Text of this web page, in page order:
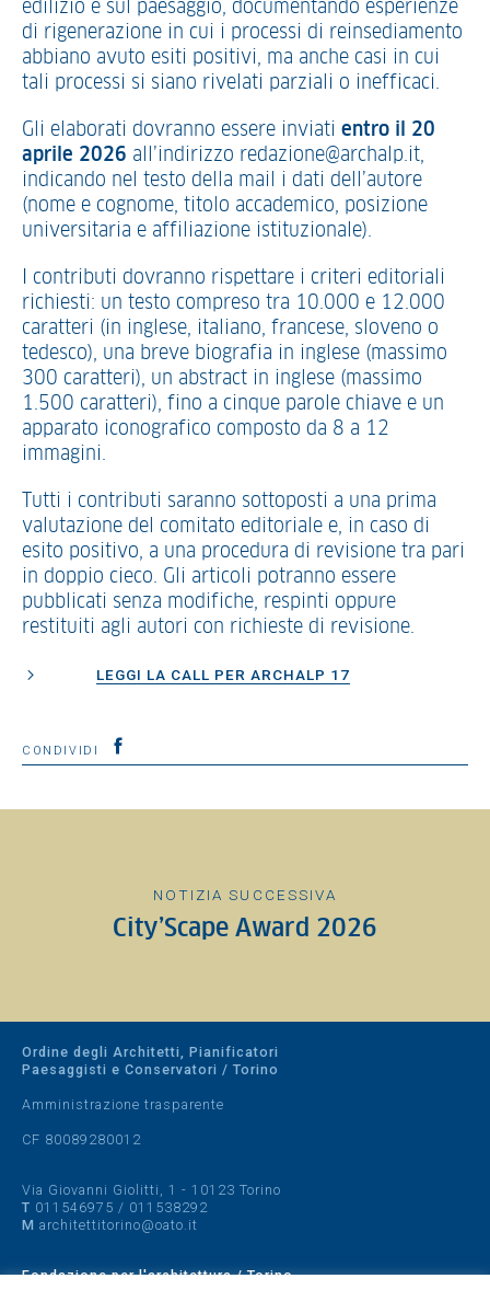
edilizio e sul paesaggio, documentando esperienze
di rigenerazione in cui i processi di reinsediamento
abbiano avuto esiti positivi, ma anche casi in cui
tali processi si siano rivelati parziali o inefficaci.
Gli elaborati dovranno essere inviati entro il 20
aprile 2026 all’indirizzo redazione@archalp.it,
indicando nel testo della mail i dati dell’autore
(nome e cognome, titolo accademico, posizione
universitaria e affiliazione istituzionale).
I contributi dovranno rispettare i criteri editoriali
richiesti: un testo compreso tra 10.000 e 12.000
caratteri (in inglese, italiano, francese, sloveno o
tedesco), una breve biografia in inglese (massimo
300 caratteri), un abstract in inglese (massimo
1.500 caratteri), fino a cinque parole chiave e un
apparato iconografico composto da 8 a 12
immagini.
Tutti i contributi saranno sottoposti a una prima
valutazione del comitato editoriale e, in caso di
esito positivo, a una procedura di revisione tra pari
in doppio cieco. Gli articoli potranno essere
pubblicati senza modifiche, respinti oppure
restituiti agli autori con richieste di revisione.
LEGGI LA CALL PER ARCHALP 17
CONDIVIDI
NOTIZIA SUCCESSIVA
City’Scape Award 2026
Ordine degli Architetti, Pianificatori
Paesaggisti e Conservatori / Torino
Amministrazione trasparente
CF 80089280012
Via Giovanni Giolitti, 1 - 10123 Torino
T 011546975 / 011538292
M architettitorino@oato.it
Fondazione per l'architettura / Torino